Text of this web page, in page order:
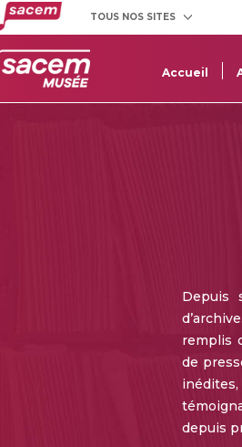
TOUS NOS SITES
Créateurs
et éditeurs
utilisateurs
Accueil
Depuis
remplis
de
depuis